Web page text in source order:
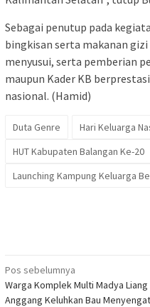
Sebagai penutup pada
bingkisan serta makanan
menyusui, serta pemberian
maupun Kader KB
nasional. (Hamid)
Duta Genre
Hari Keluarga
HUT Kabupaten Balangan Ke-20
Launching Kampung Keluarga
Navigasi
pos
Pos sebelumnya
Warga Komplek Multi Madya Liang
Anggang Keluhkan Bau Menyengat